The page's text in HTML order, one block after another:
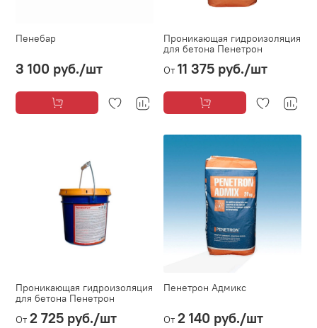
Пенебар
3 100 руб./шт
Проникающая гидроизоляция
для бетона Пенетрон
От 11 375 руб./шт
Проникающая гидроизоляция
для бетона Пенетрон
От 2 725 руб./шт
Пенетрон Адмикс
От 2 140 руб./шт